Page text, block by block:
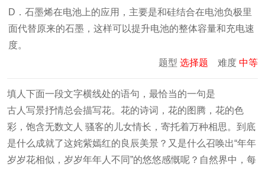
D．石墨烯在电池上的应用，主要是和硅结合在电池负极里
面代替原来的石墨，这样可以提升电池的整体容量和充电速
度。
题型 选择题 难度 中等
填人下面一段文字横线处的语句，最恰当的一句是
古人写景抒情总会描写花。花的诗词，花的图腾，花的色
彩，饱含无数文人 骚客的儿女情长，寄托着万种相思。到底
是什么成就了这姹紫嫣红的良辰美景？又是什么召唤出“年年
岁岁花相似，岁岁年年人不同”的悠悠感慨呢？自然界中，每